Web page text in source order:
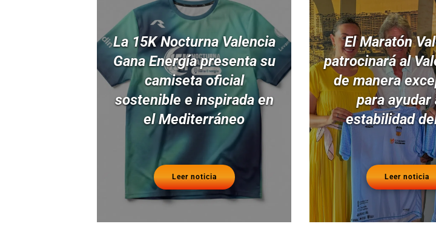
La 15K Nocturna Valencia
Gana Energía presenta su
camiseta oficial
sostenible e inspirada en
el Mediterráneo
Leer noticia
El Maratón
patrocinará al
de manera
para ayudar
estabilidad
Leer noticia